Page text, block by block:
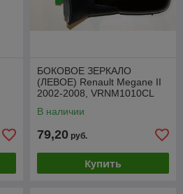
БОКОВОЕ ЗЕРКАЛО
(ЛЕВОЕ) Renault Megane II
2002-2008, VRNM1010CL
В наличии
79,20 руб.
Купить